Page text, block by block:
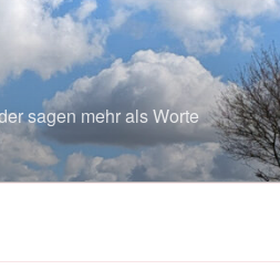
sagen mehr als Worte